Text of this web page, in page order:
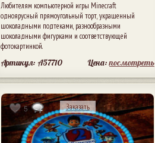
Любителям компьютерной игры Minecraft
одноярусный прямоугольный торт, украшенный
шоколадными подтеками, разнообразными
шоколадными фигурками и соответствующей
фотокартинкой.
Артикул: A57710 Цена:посмотреть
5 Заказать